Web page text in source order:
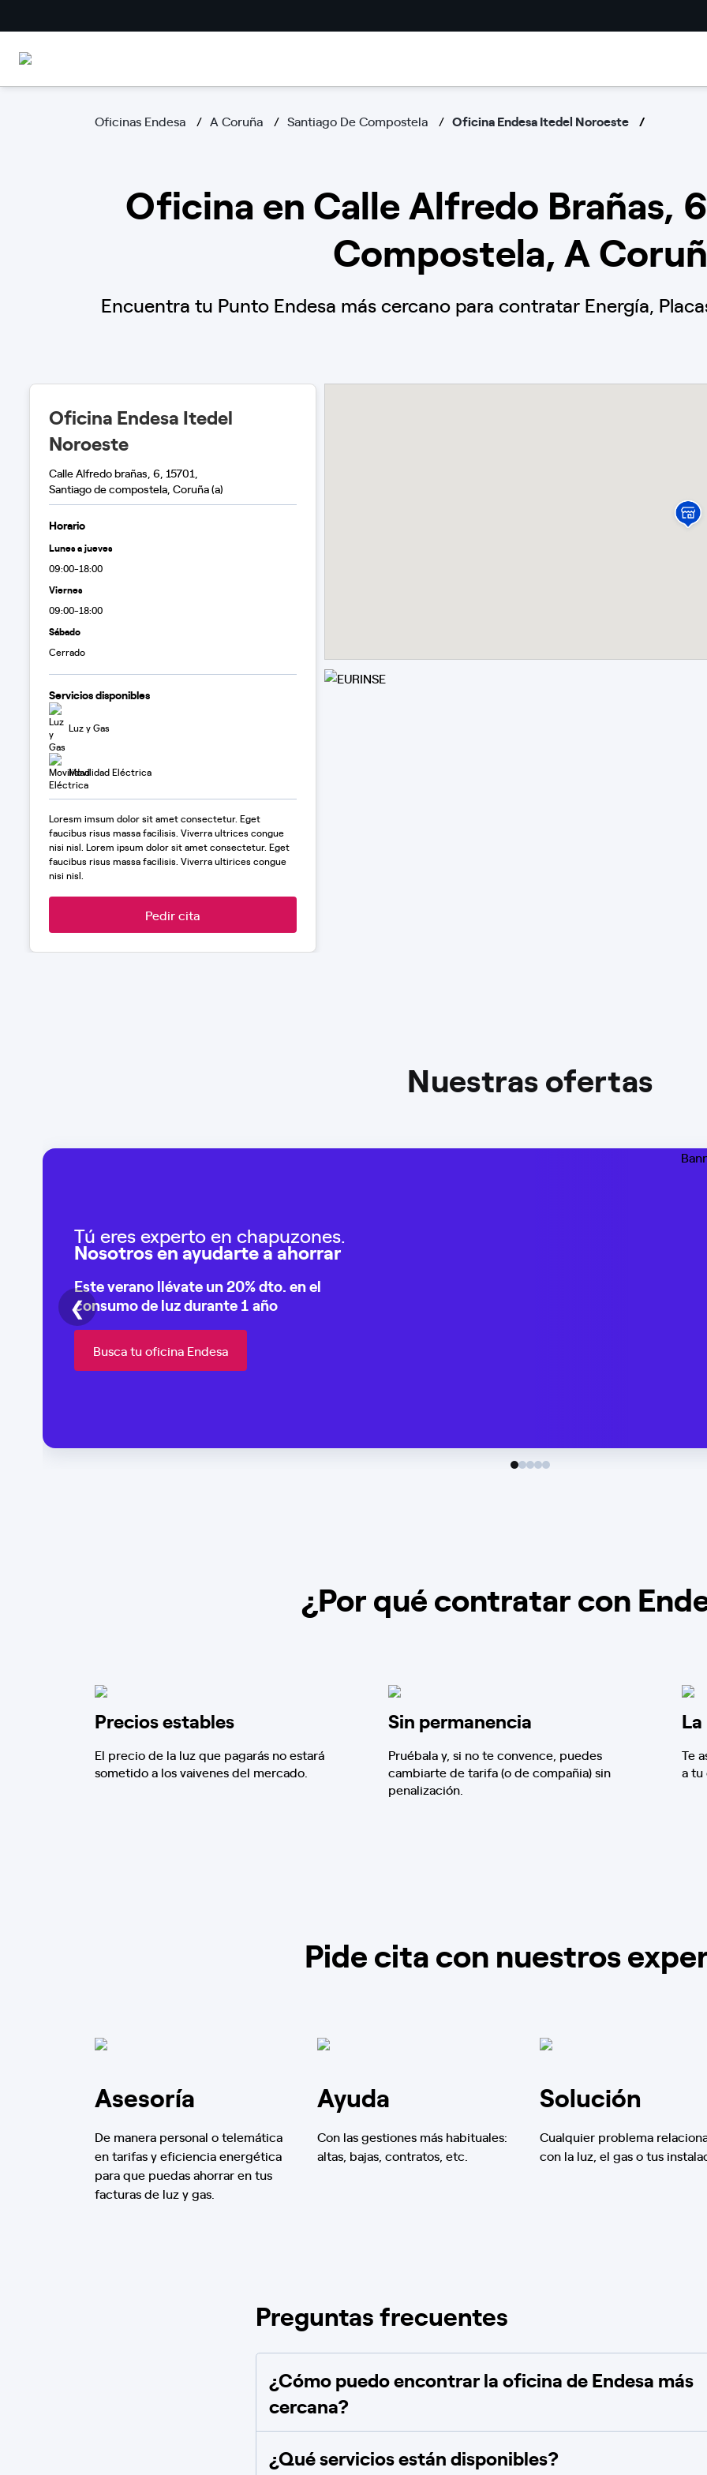
Oficinas Endesa A Coruña Santiago De Compostela Oficina Endesa Itedel Noroeste
Oficina en Calle Alfredo Brañas,
Compostela, A
Encuentra tu Punto Endesa más cercano para contratar Energía,
Oficina Endesa Itedel
Noroeste
Calle Alfredo brañas, 6, 15701,
Santiago de compostela, Coruña (a)
Horario
Lunes a jueves
09:00-18:00
Viernes
09:00-18:00
Sábado
Cerrado
Servicios disponibles
Luz y Gas
Movilidad Eléctrica
Loresm imsum dolor sit amet consectetur. Eget
faucibus risus massa facilisis. Viverra ultrices congue
nisi nisl. Lorem ipsum dolor sit amet consectetur. Eget
faucibus risus massa facilisis. Viverra ultirices congue
nisi nisl.
Pedir cita
Nuestras ofertas
Tú eres experto en chapuzones.
Nosotros en ayudarte a ahorrar
Este verano llévate un20% dto. en el
consumo deluz durante 1 año
Busca tu oficina Endesa
❮
¿Por qué contratar con
Precios estables
El precio de la luz que pagarás no estará
sometido a los vaivenes del mercado.
Sin permanencia
Pruébala y, si no te convence, puedes
cambiarte de tarifa (o de compañia) sin
penalización.
Te
a tu
Pide cita con nuestros
Asesoría
De manera personal o telemática
en tarifas y eficiencia energética
para que puedas ahorrar en tus
facturas de luz y gas.
Ayuda
Con las gestiones más habituales:
altas, bajas, contratos, etc.
Solución
Cualquier problema
con la luz, el gas o tus
Preguntas frecuentes
¿Cómo puedo encontrar la oficina de Endesa más
cercana?
¿Qué servicios están disponibles?